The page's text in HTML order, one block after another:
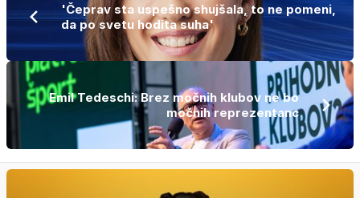
'Čeprav sta uspešno shujšala, to ne pomeni,
da po svetu hodita suha'
Emil Tedeschi: Brez močnih klubov ne bo
močnih reprezentanc